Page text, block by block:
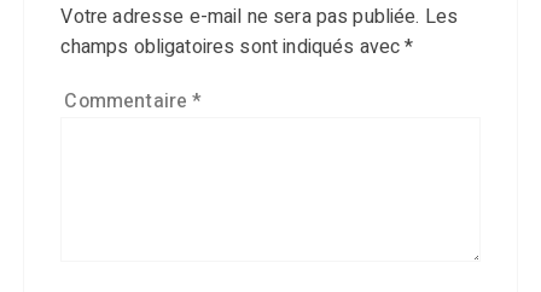
Votre adresse e-mail ne sera pas publiée. Les
champs obligatoires sont indiqués avec*
Commentaire*